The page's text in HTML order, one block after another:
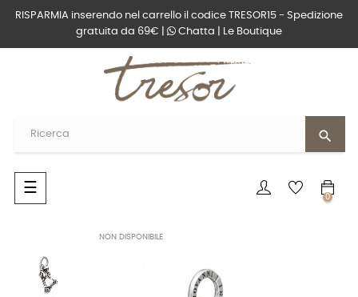
RISPARMIA inserendo nel carrello il codice TRESOR15 - Spedizione
gratuita da 69€ |
Chatta Le Boutique
search
navigazione
Toggle
☰
0
NON DISPONIBILE